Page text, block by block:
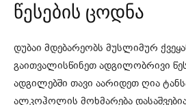
წესების ცოდნა
დუბაი მდებარეობს მუსლიმურ
გაითვალისწინეთ ადგილობრივი
ადგილებში თავი აარიდეთ ღია
ალკოჰოლის მოხმარება